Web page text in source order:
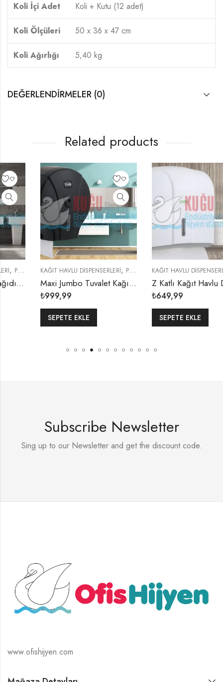
Koli İçi Adet Koli + Kutu (12 adet)
Koli Ölçüleri 50 x 36 x 47 cm
Koli Ağırlığı 5,40 kg
DEĞERLENDIRMELER (0)
Related products
KAĞIT HAVLU DISPENSERLERI,PLASTIK APARATLAR
Maxi Jumbo Tuvalet Kağıdı Dispenseri (Siyah)
999,99
SEPETE EKLE
KAĞIT HAVLU DISPENSERLERI,PLASTIK APARATLAR
Z Katlı Kağıt Havlu Dispenseri Kapasite 300 Havlu (Beyaz)
649,99
SEPETE EKLE
Subscribe Newsletter
Sing up to our Newsletter and get the discount code.
www.ofishijyen.com